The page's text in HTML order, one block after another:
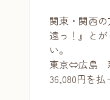
関東・関西の
遠っ！』と
い。
東京⇔広島
36,080円を払